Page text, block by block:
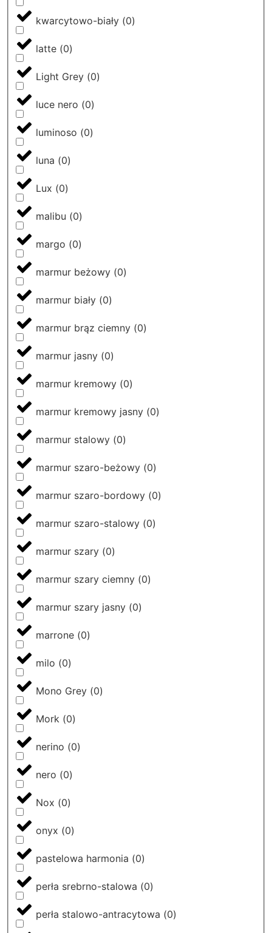
kwarcytowo-biały (0)
latte (0)
Light Grey (0)
luce nero (0)
luminoso (0)
luna (0)
Lux (0)
malibu (0)
margo (0)
marmur beżowy (0)
marmur biały (0)
marmur brąz ciemny (0)
marmur jasny (0)
marmur kremowy (0)
marmur kremowy jasny (0)
marmur stalowy (0)
marmur szaro-beżowy (0)
marmur szaro-bordowy (0)
marmur szaro-stalowy (0)
marmur szary (0)
marmur szary ciemny (0)
marmur szary jasny (0)
marrone (0)
milo (0)
Mono Grey (0)
Mork (0)
nerino (0)
nero (0)
Nox (0)
onyx (0)
pastelowa harmonia (0)
perła srebrno-stalowa (0)
perła stalowo-antracytowa (0)